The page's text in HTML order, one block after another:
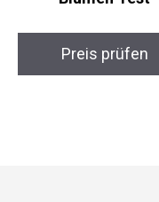
Preis prüfen